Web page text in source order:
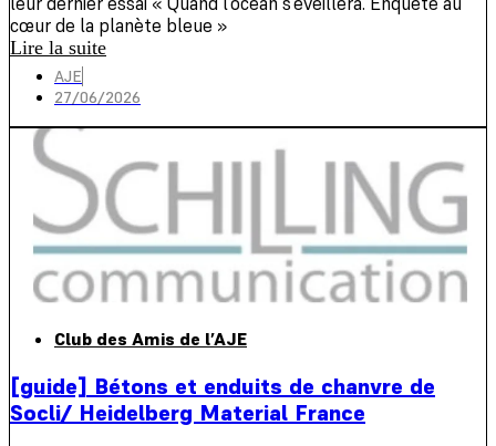
cœur de la planète bleue »
Lire la suite
AJE
27/06/2026
Club des Amis de l’AJE
[guide] Bétons et enduits de chanvre de
Socli/ Heidelberg Material France